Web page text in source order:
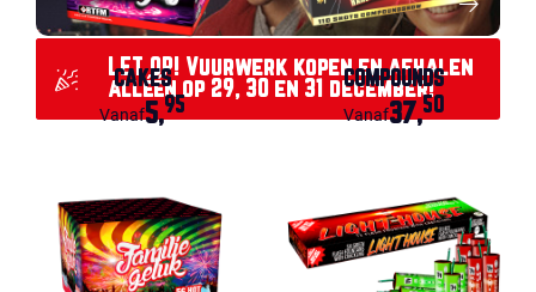
LET OP! Vuurwerk kopen en afhalen
alléén op 29, 30 en 31 december!
CAKES
Vanaf5,95
COMPOUNDS
Vanaf37,50